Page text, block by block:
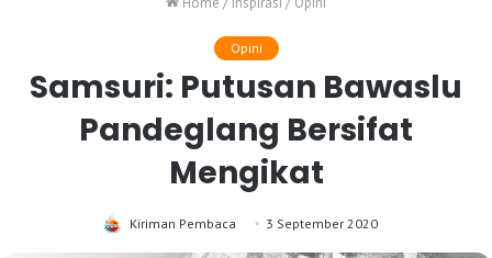
Opini
Samsuri: Putusan Bawaslu
Pandeglang Bersifat
Mengikat
Kiriman Pembaca 3 September 2020